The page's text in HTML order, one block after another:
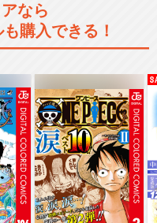
OF PRISM -Dramatic…
KING OF PRISM －Ov
KING OF PRISM -Shin
なら
購入できる！